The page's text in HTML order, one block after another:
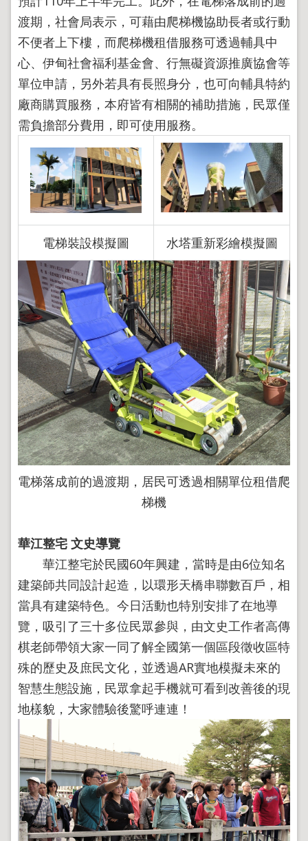
渡期，社會局表示，可藉由爬梯機協助長者或行動
不便者上下樓，而爬梯機租借服務可透過輔具中
心、伊甸社會福利基金會、行無礙資源推廣協會等
單位申請，另外若具有長照身分，也可向輔具特約
廠商購買服務，本府皆有相關的補助措施，民眾僅
需負擔部分費用，即可使用服務。
電梯裝設模擬圖 水塔重新彩繪模擬圖
電梯落成前的過渡期，居民可透過相關單位租借爬
梯機
華江整宅 文史導覽
華江整宅於民國60年興建，當時是由6位知名
建築師共同設計起造，以環形天橋串聯數百戶，相
當具有建築特色。今日活動也特別安排了在地導
覽，吸引了三十多位民眾參與，由文史工作者高傳
棋老師帶領大家一同了解全國第一個區段徵收區特
殊的歷史及庶民文化，並透過AR實地模擬未來的
智慧生態設施，民眾拿起手機就可看到改善後的現
地樣貌，大家體驗後驚呼連連！